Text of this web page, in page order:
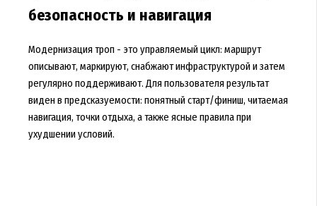
безопасность и навигация
Модернизация троп - это управляемый цикл: маршрут
описывают, маркируют, снабжают инфраструктурой и затем
регулярно поддерживают. Для пользователя результат
виден в предсказуемости: понятный старт/финиш, читаемая
навигация, точки отдыха, а также ясные правила при
ухудшении условий.